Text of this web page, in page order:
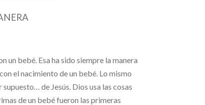
un bebé. Esa ha sido siempre la manera
el nacimiento de un bebé. Lo mismo
de Jesús. Dios usa las cosas
de un bebé fueron las primeras